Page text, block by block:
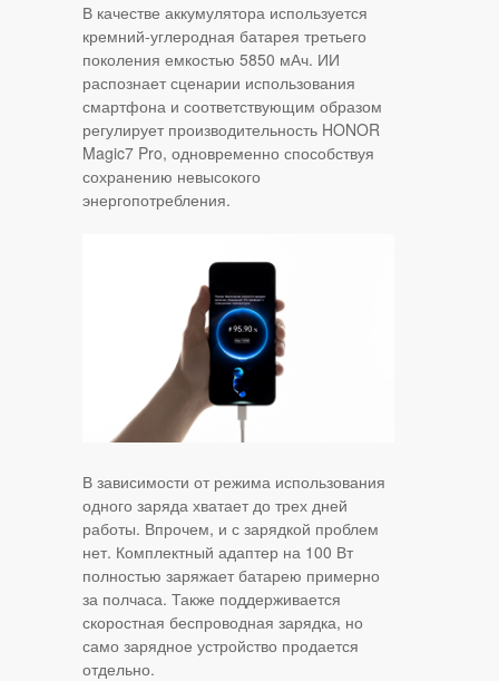
В качестве аккумулятора используется
кремний-углеродная батарея третьего
поколения емкостью 5850 мАч. ИИ
распознает сценарии использования
смартфона и соответствующим образом
регулирует производительность HONOR
Magic7 Pro, одновременно способствуя
сохранению невысокого
энергопотребления.
В зависимости от режима использования
одного заряда хватает до трех дней
работы. Впрочем, и с зарядкой проблем
нет. Комплектный адаптер на 100 Вт
полностью заряжает батарею примерно
за полчаса. Также поддерживается
скоростная беспроводная зарядка, но
само зарядное устройство продается
отдельно.